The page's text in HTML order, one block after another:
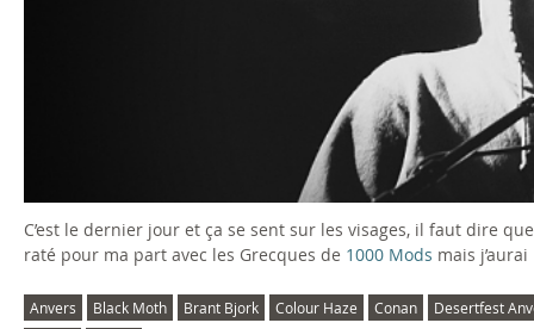
C’est le dernier jour et ça se sent sur les visages, il faut dire
raté pour ma part avec les Grecques de 1000 Mods mais
Anvers Black Moth Brant Bjork Colour Haze Conan
Desertfest